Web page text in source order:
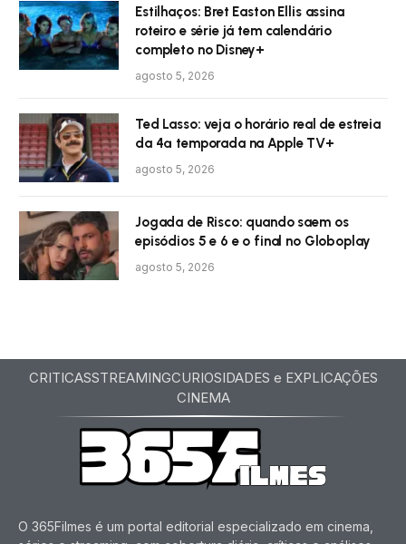
Estilhaços: Bret Easton Ellis assina
roteiro e série já tem calendário
completo no Disney+
agosto 5, 2026
Ted Lasso: veja o horário real de estreia
da 4ª temporada na Apple TV+
agosto 5, 2026
Jogada de Risco: quando saem os
episódios 5 e 6 e o final no Globoplay
agosto 5, 2026
CRITICASSTREAMINGCURIOSIDADES e EXPLICAÇÕES
CINEMA
O 365Filmes é um portal editorial especializado em cinema,